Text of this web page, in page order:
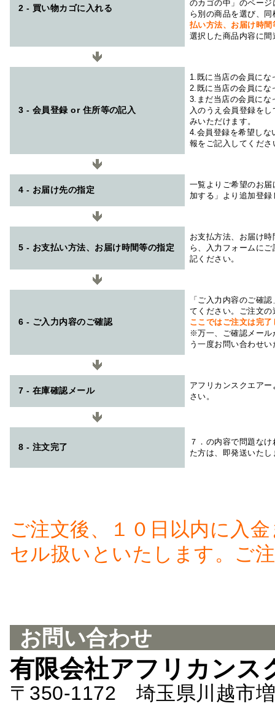
2 - 買い物カゴに入れる
のカゴの中」のペー
ら別の商品を選び、
払い方法、お届け時
選択した商品内容に
3 - 会員登録 or 住所等の記入
1.既に当店の会員にな
2.既に当店の会員にな
3.まだ当店の会員にな
入のうえ会員登録を
みいただけます。
4.会員登録を希望しな
報をご記入してくださ
4 - お届け先の指定
一覧よりご希望のお
加する」より追加登
5 - お支払い方法、お届け時間等の指定
お支払方法、お届け
ら、入力フォームに
記ください。
6 - ご入力内容のご確認
「ご入力内容のご確
てください。ご注文
ここではご注文は完
※万一、ご確認メール
う一度お問い合わせ
7 - 在庫確認メール
アフリカンスクエアー
さい。
8 - 注文完了
７．の内容で問題な
た方は、即発送いたし
ご注文後、１０日以内に入
セル扱いといたします。ご
お問い合わせ
有限会社アフリカンス
〒350-1172 埼玉県川越市